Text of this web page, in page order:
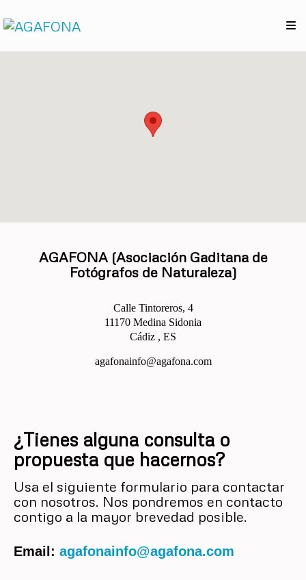
AGAFONA (Asociación Gaditana de
Fotógrafos de Naturaleza)
Calle Tintoreros, 4
11170 Medina Sidonia
Cádiz , ES
agafonainfo@agafona.com
¿Tienes alguna consulta o
propuesta que hacernos?
Usa el siguiente formulario para contactar
con nosotros. Nos pondremos en contacto
contigo a la mayor brevedad posible.
Email: agafonainfo@agafona.com